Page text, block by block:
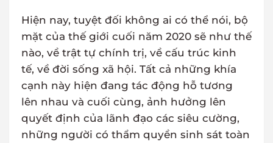
Hiện nay, tuyệt đối không ai có thể nói, bộ
mặt của thế giới cuối năm 2020 sẽ như thế
nào, về trật tự chính trị, về cấu trúc kinh
tế, về đời sống xã hội. Tất cả những khía
cạnh này hiện đang tác động hỗ tương
lên nhau và cuối cùng, ảnh hưởng lên
quyết định của lãnh đạo các siêu cường,
những người có thẩm quyền sinh sát toàn